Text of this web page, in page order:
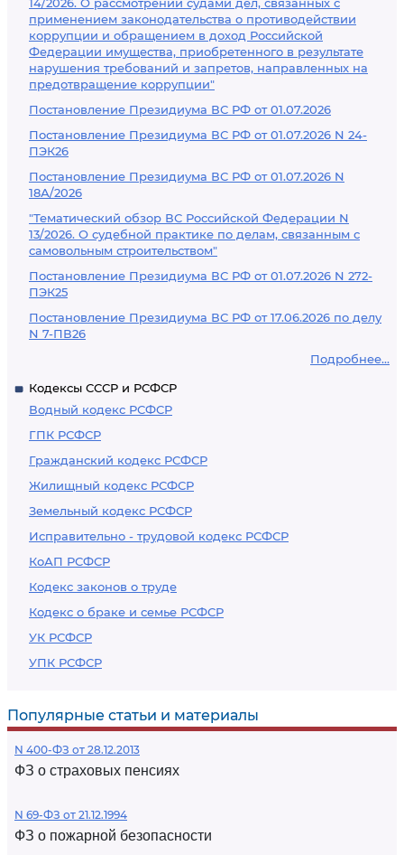
применением законодательства о противодействии
коррупции и обращением в доход Российской
Федерации имущества, приобретенного в результате
нарушения требований и запретов, направленных на
предотвращение коррупции"
Постановление Президиума ВС РФ от 01.07.2026
Постановление Президиума ВС РФ от 01.07.2026 N 24-
ПЭК26
Постановление Президиума ВС РФ от 01.07.2026 N
18А/2026
"Тематический обзор ВС Российской Федерации N
13/2026. О судебной практике по делам, связанным с
самовольным строительством"
Постановление Президиума ВС РФ от 01.07.2026 N 272-
ПЭК25
Постановление Президиума ВС РФ от 17.06.2026 по делу
N 7-ПВ26
Подробнее...
Кодексы СССР и РСФСР
Водный кодекс РСФСР
ГПК РСФСР
Гражданский кодекс РСФСР
Жилищный кодекс РСФСР
Земельный кодекс РСФСР
Исправительно - трудовой кодекс РСФСР
КоАП РСФСР
Кодекс законов о труде
Кодекс о браке и семье РСФСР
УК РСФСР
УПК РСФСР
Популярные статьи и материалы
N 400-ФЗ от 28.12.2013
ФЗ о страховых пенсиях
N 69-ФЗ от 21.12.1994
ФЗ о пожарной безопасности